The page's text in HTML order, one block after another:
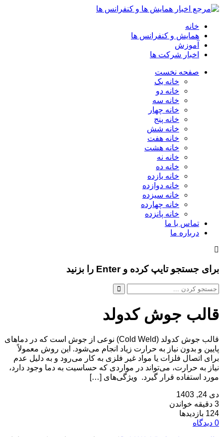
خانه
همایش و کنفرانس ها
آموزش
اخبار شرکت ها
صفحه نخست
خانه یک
خانه دو
خانه سه
خانه چهار
خانه پنج
خانه شش
خانه هفت
خانه هشت
خانه نه
خانه ده
خانه یازده
خانه دوازده
خانه سیزده
خانه چهارده
خانه پانزده
تماس با ما
درباره ما
برای جستجو تایپ کرده و Enter را بزنید
قالب جوش کدولد
قالب جوش کدولد (Cold Weld) نوعی از جوش است که در دماهای
پایین و بدون نیاز به حرارت زیاد انجام می‌شود. این روش معمولاً
برای اتصال فلزات یا مواد غیر فلزی به کار می‌رود و به دلیل عدم
نیاز به حرارت، می‌تواند در مواردی که حساسیت به دما وجود دارد،
مورد استفاده قرار گیرد. ویژگی‌های […]
دی 24, 1403
3 دقیقه خواندن
124 بازدیدها
0 دیدگاه